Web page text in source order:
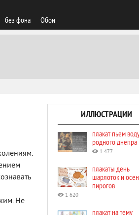
без фона Обои
Не
ИЛЛЮСТРАЦИИ
плакат пьем
родного днепра
1 477
плакаты день
шарлоток и
пирогов
1 620
плакат на тему